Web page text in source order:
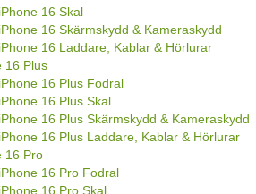
iPhone 16 Skal
iPhone 16 Skärmskydd & Kameraskydd
iPhone 16 Laddare, Kablar & Hörlurar
16 Plus
iPhone 16 Plus Fodral
iPhone 16 Plus Skal
iPhone 16 Plus Skärmskydd & Kameraskydd
iPhone 16 Plus Laddare, Kablar & Hörlurar
16 Pro
iPhone 16 Pro Fodral
iPhone 16 Pro Skal